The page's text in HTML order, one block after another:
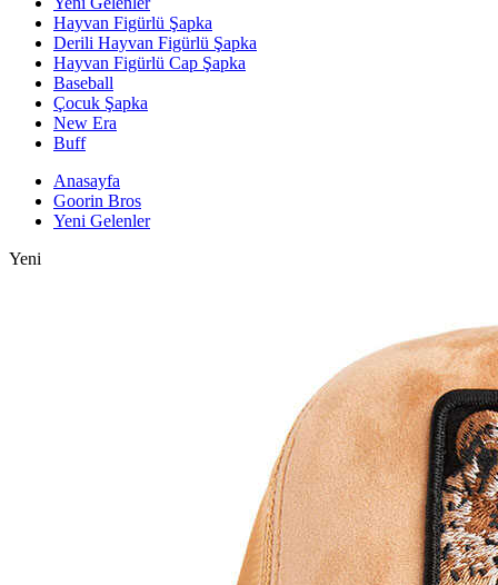
Hayvan Figürlü Şapka
Derili Hayvan Figürlü Şapka
Hayvan Figürlü Cap Şapka
Baseball
Çocuk Şapka
New Era
Buff
Anasayfa
Goorin Bros
Yeni Gelenler
Yeni